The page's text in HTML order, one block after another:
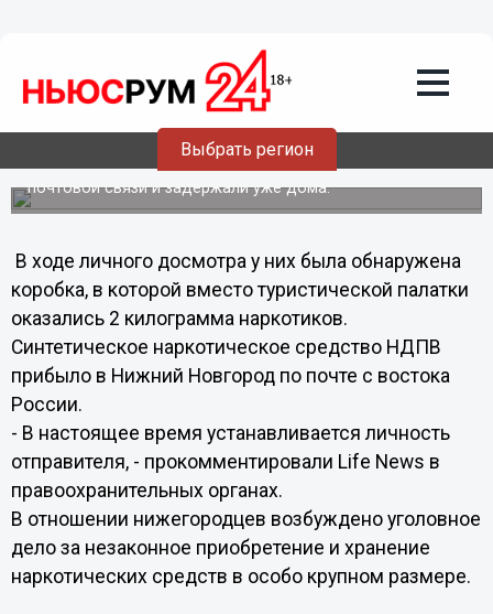
Выбрать регион
В Нижнем задержали партию
наркотиков в туристической палатке
Курьеров, снабжавших нижегородцев наркотиками,
полицейские осторожно вели от самого отделения
почтовой связи и задержали уже дома.
В ходе личного досмотра у них была обнаружена
коробка, в которой вместо туристической палатки
оказались 2 килограмма наркотиков.
Синтетическое наркотическое средство НДПВ
прибыло в Нижний Новгород по почте с востока
России.
- В настоящее время устанавливается личность
отправителя, - прокомментировали Life News в
правоохранительных органах.
В отношении нижегородцев возбуждено уголовное
дело за незаконное приобретение и хранение
наркотических средств в особо крупном размере.